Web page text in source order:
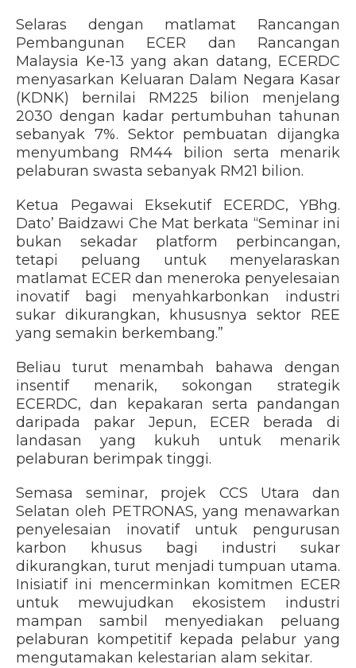
Selaras dengan matlamat Rancangan
Pembangunan ECER dan Rancangan
Malaysia Ke-13 yang akan datang, ECERDC
menyasarkan Keluaran Dalam Negara Kasar
(KDNK) bernilai RM225 bilion menjelang
2030 dengan kadar pertumbuhan tahunan
sebanyak 7%. Sektor pembuatan dijangka
menyumbang RM44 bilion serta menarik
pelaburan swasta sebanyak RM21 bilion.
Ketua Pegawai Eksekutif ECERDC, YBhg.
Dato’ Baidzawi Che Mat berkata “Seminar ini
bukan sekadar platform perbincangan,
tetapi peluang untuk menyelaraskan
matlamat ECER dan meneroka penyelesaian
inovatif bagi menyahkarbonkan industri
sukar dikurangkan, khususnya sektor REE
yang semakin berkembang.”
Beliau turut menambah bahawa dengan
insentif menarik, sokongan strategik
ECERDC, dan kepakaran serta pandangan
daripada pakar Jepun, ECER berada di
landasan yang kukuh untuk menarik
pelaburan berimpak tinggi.
Semasa seminar, projek CCS Utara dan
Selatan oleh PETRONAS, yang menawarkan
penyelesaian inovatif untuk pengurusan
karbon khusus bagi industri sukar
dikurangkan, turut menjadi tumpuan utama.
Inisiatif ini mencerminkan komitmen ECER
untuk mewujudkan ekosistem industri
mampan sambil menyediakan peluang
pelaburan kompetitif kepada pelabur yang
mengutamakan kelestarian alam sekitar.